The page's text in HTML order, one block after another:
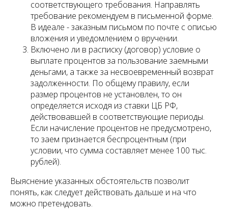
соответствующего требования. Направлять
требование рекомендуем в письменной форме.
В идеале - заказным письмом по почте с описью
вложения и уведомлением о вручении.
Включено ли в расписку (договор) условие о
выплате процентов за пользование заемными
деньгами, а также за несвоевременный возврат
задолженности. По общему правилу, если
размер процентов не установлен, то он
определяется исходя из ставки ЦБ РФ,
действовавшей в соответствующие периоды.
Если начисление процентов не предусмотрено,
то заем признается беспроцентным (при
условии, что сумма составляет менее 100 тыс.
рублей).
Выяснение указанных обстоятельств позволит
понять, как следует действовать дальше и на что
можно претендовать.